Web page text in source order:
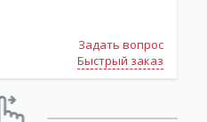
Задать вопрос
Быстрый заказ